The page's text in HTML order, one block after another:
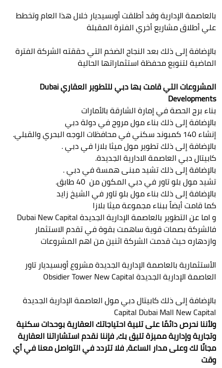
بالعاصمة الإدارية وقد أطلقت أوبسيديار خلال هذا العام وتخطط
علي أطلاق مشاريع أخري الفترة المقبلة
بالإضافة إلى ذلك بعد النجاح الضخم التي حققته الشركة الفترة
الماضية لتنويع محفظة استثماراتها الحالية
المشروعات التي قامت بها دبي للتطوير العقاري Dubai
Developments
بناء برج الحصة في إمارة الشارقة بالأمارات
بالإضافة إلى ذلك بناء مول مروج في دولة دبي
إنشاء 140 كمبوند سكني في محافظات الوجه البحري والقبلي.
بالإضافة إلى ذلك تطوير مول ميثا بلازا في دبي .
كابيتال دبي العاصمة الادارية الجديدة.
بالإضافة إلى ذلك تشيد مبنى همسة في دبي .
تشيد مول بلو تاور في دبي المكون من 40 طابق.
بالإضافة إلى ذلك بناء مول بلو تاور في الشيخ زايد
كما قامت أيضاً ببناء مجموعة ميثا بلازا
و اما عن التطوير بالعاصمة الإدارية الجديدة Dubai New Capital
فالشركة بصمات قوية ساهمت بقوة في تقدم الاستثمار
وازدهاره حيث قدمت الشركة اثنين من اهم المشروعات
الأستثمارية بالعاصمة الإدارية الجديدة مشروع أوبسيديار تاور
العاصمة الإدارية الجديدة Obsidier Tower New Capital
بالإضافة إلى ذلك كابيتال دبي مول العاصمة الإدارية الجديدة
Capital Dubai Mall New Capital
ولأننا نحرص دائمًا على تلبية احتياجاتك العقارية بوحدات سكنية
وتجارية وإدارية مميزة تليق بك، فإننا نقدم استشاراتنا العقارية
مجانًا لك وعلى مدار الساعة، فلا تتردد في التواصل معنا في أي
وقت